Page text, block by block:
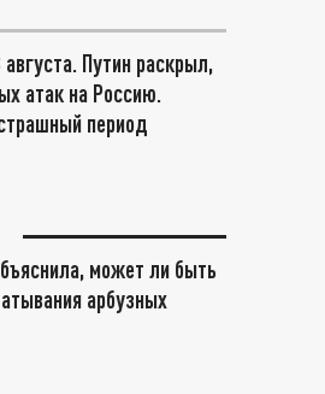
Путин раскрыл,
атак на Россию.
период
может ли быть
арбузных